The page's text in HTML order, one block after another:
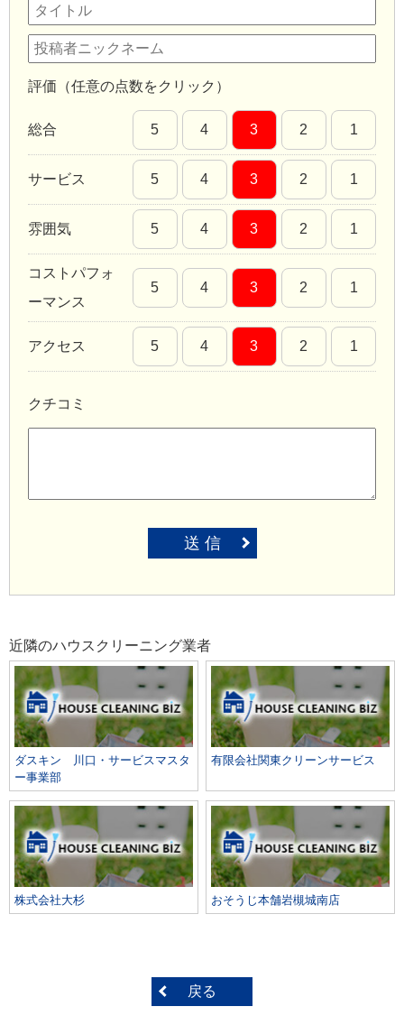
評価（任意の点数をクリック）
総合 5 4 3 2 1
サービス 5 4 3 2 1
雰囲気 5 4 3 2 1
コストパフォ
ーマンス
5 4 3 2 1
アクセス 5 4 3 2 1
クチコミ
送 信
近隣のハウスクリーニング業者
ダスキン 川口・サービスマスタ
ー事業部
有限会社関東クリーンサービス
株式会社大杉 おそうじ本舗岩槻城南店
戻る